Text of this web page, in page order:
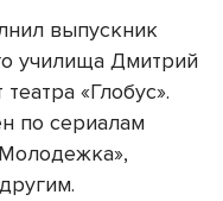
выпускник
училища Дмитрий
«Глобус».
по сериалам